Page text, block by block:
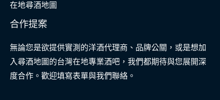
在地尋酒地圖
合作提案
無論您是欲提供實測的洋酒代理商、品牌公關，或是想加
入尋酒地圖的台灣在地專業酒吧，我們都期待與您展開深
度合作。歡迎填寫表單與我們聯絡。